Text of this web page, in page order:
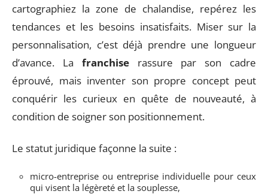
cartographiez la zone de chalandise, repérez les
tendances et les besoins insatisfaits. Miser sur la
personnalisation, c’est déjà prendre une longueur
d’avance. La franchiserassure par son cadre
éprouvé, mais inventer son propre concept peut
conquérir les curieux en quête de nouveauté, à
condition de soigner son positionnement.
Le statut juridique façonne la suite :
micro-entreprise ou entreprise individuelle pour ceux
qui visent la légèreté et la souplesse,